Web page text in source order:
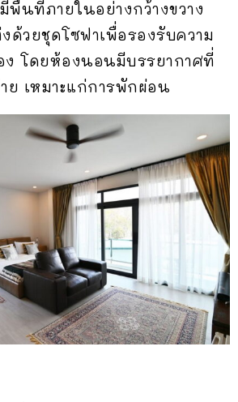
นที่ภายในอย่างกว้างขวาง
ด้วยชุดโซฟาเพื่อรองรับความ
โดยห้องนอนมีบรรยากาศที่
ย เหมาะแก่การพักผ่อน